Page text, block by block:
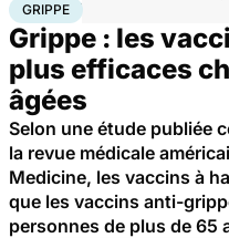
AccueilSanté Grippe
GRIPPE
Grippe : les
plus efficaces
âgées
Selon une étude publiée
la revue médicale
Medicine, les vaccins à
que les vaccins anti-
personnes de plus de 65